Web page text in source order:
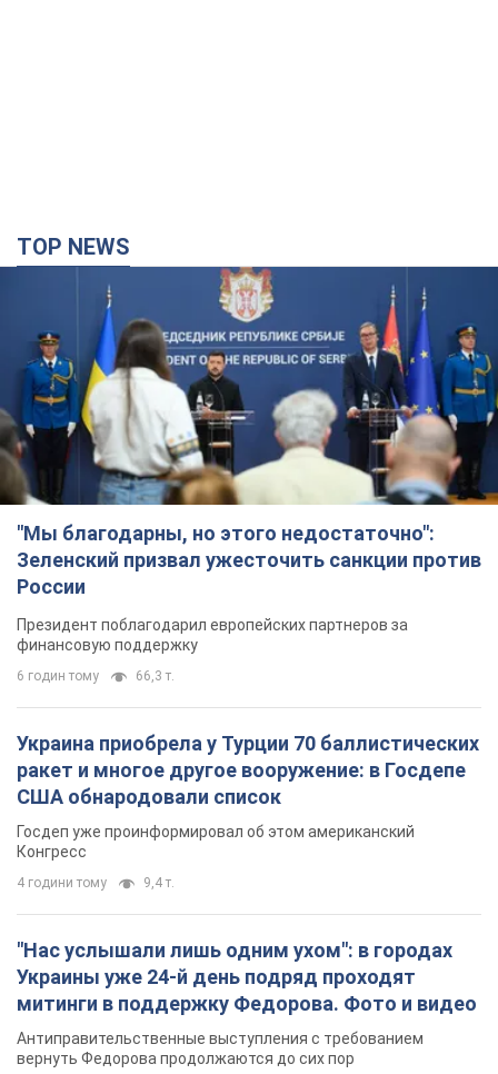
TOP NEWS
"Мы благодарны, но этого недостаточно":
Зеленский призвал ужесточить санкции против
России
Президент поблагодарил европейских партнеров за
финансовую поддержку
6 годин тому 66,3 т.
Украина приобрела у Турции 70 баллистических
ракет и многое другое вооружение: в Госдепе
США обнародовали список
Госдеп уже проинформировал об этом американский
Конгресс
4 години тому 9,4 т.
"Нас услышали лишь одним ухом": в городах
Украины уже 24-й день подряд проходят
митинги в поддержку Федорова. Фото и видео
Антиправительственные выступления с требованием
вернуть Федорова продолжаются до сих пор